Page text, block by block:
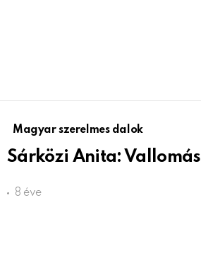
Magyar szerelmes dalok
Sárközi Anita: Vallomás
8 éve